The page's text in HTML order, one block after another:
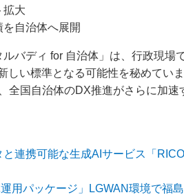
拡大
自治体へ展開
バディ for 自治体」は、行政現場
しい標準となる可能性を秘めていま
全国自治体のDX推進がさらに加速
連携可能な生成AIサービス「
運用パッケージ」LGWAN環境で福